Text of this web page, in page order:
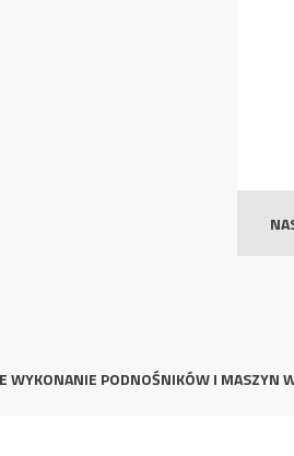
WYKONANIE PODNOŚNIKÓW I MASZYN